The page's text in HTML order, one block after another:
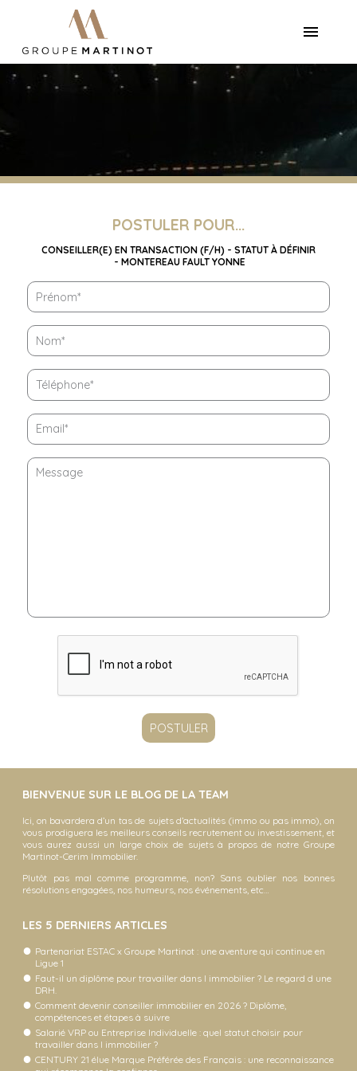
POSTULER POUR...
CONSEILLER(E) EN TRANSACTION (F/H) - STATUT À DÉFINIR
- MONTEREAU FAULT YONNE
BIENVENUE SUR LE BLOG DE LA TEAM
Ici, on bavardera d’un tas de sujets d’actualités (immo ou pas immo), on
vous prodiguera les meilleurs conseils recrutement ou investissement, et
vous aurez aussi un large choix de sujets à propos de notre Groupe
Martinot-Cerim Immobilier.
Plutôt pas mal comme programme, non? Sans oublier nos bonnes
résolutions engagées, nos humeurs, nos événements, etc…
LES 5 DERNIERS ARTICLES
Partenariat ESTAC x Groupe Martinot : une aventure qui continue en
Ligue 1
Faut-il un diplôme pour travailler dans l immobilier ? Le regard d une
DRH.
Comment devenir conseiller immobilier en 2026 ? Diplôme,
compétences et étapes à suivre
Salarié VRP ou Entreprise Individuelle : quel statut choisir pour
travailler dans l immobilier ?
CENTURY 21 élue Marque Préférée des Français : une reconnaissance